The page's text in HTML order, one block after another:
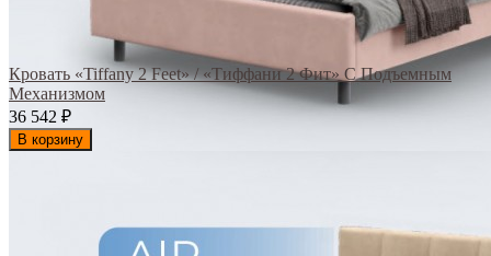
Кровать «Tiffany 2 Feet» / «Тиффани 2 Фит» С Подъемным
Механизмом
36 542 ₽
В корзину